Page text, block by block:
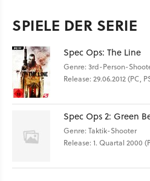
SPIELE DER SERIE
Spec Ops: The Line
Genre: 3rd-Person-
Release: 29.06.2012 (PC,
Spec Ops 2: Green
Genre: Taktik-Shooter
Release: 1. Quartal 2000